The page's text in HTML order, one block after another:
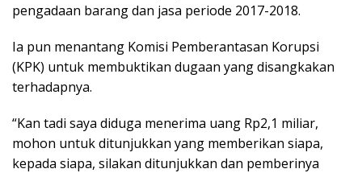
pengadaan barang dan jasa periode 2017-2018.
Ia pun menantang Komisi Pemberantasan Korupsi
(KPK) untuk membuktikan dugaan yang disangkakan
terhadapnya.
“Kan tadi saya diduga menerima uang Rp2,1 miliar,
mohon untuk ditunjukkan yang memberikan siapa,
kepada siapa, silakan ditunjukkan dan pemberinya